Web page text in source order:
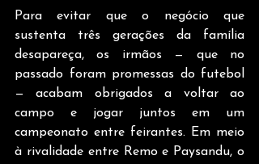
Para evitar que o negócio que
sustenta três gerações da família
desapareça, os irmãos — que no
passado foram promessas do futebol
— acabam obrigados a voltar ao
campo e jogar juntos em um
campeonato entre feirantes. Em meio
à rivalidade entre Remo e Paysandu, o